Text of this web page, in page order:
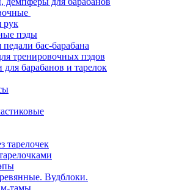
рук
пэды
бас-барабана
тренировочных пэдов
для барабанов и тарелок
тарелочек
Вудблоки.
тамы